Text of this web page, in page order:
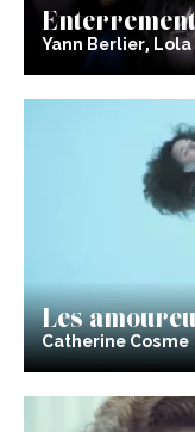
Yann Berlier,
Les
Catherine Cosme